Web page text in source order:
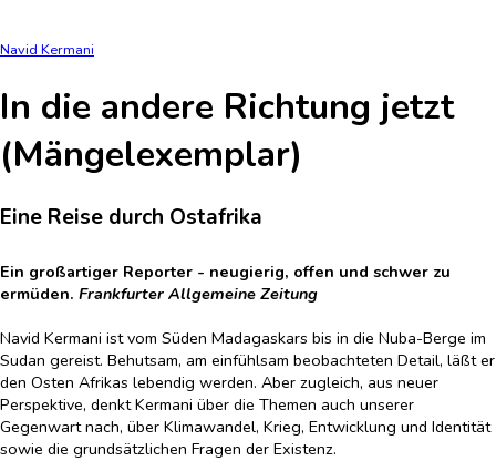
Navid Kermani
In die andere Richtung jetzt
(Mängelexemplar)
Eine Reise durch Ostafrika
Ein großartiger Reporter - neugierig, offen und schwer zu
ermüden. Frankfurter Allgemeine Zeitung
Navid Kermani ist vom Süden Madagaskars bis in die Nuba-Berge im
Sudan gereist. Behutsam, am einfühlsam beobachteten Detail, läßt er
den Osten Afrikas lebendig werden. Aber zugleich, aus neuer
Perspektive, denkt Kermani über die Themen auch unserer
Gegenwart nach, über Klimawandel, Krieg, Entwicklung und Identität
sowie die grundsätzlichen Fragen der Existenz.